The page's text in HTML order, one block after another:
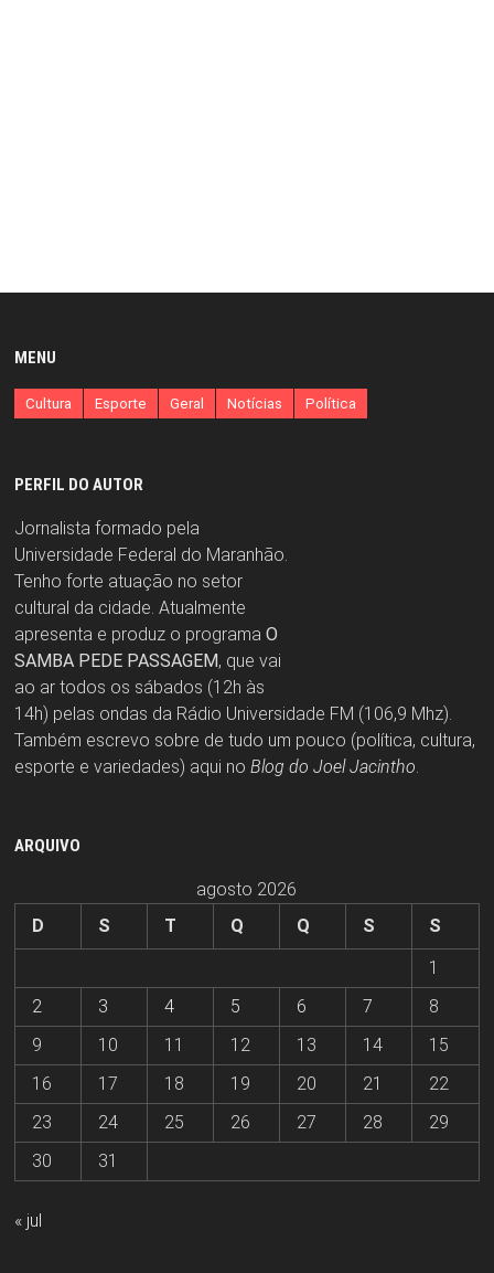
MENU
Cultura Esporte Geral Notícias Política
PERFIL DO AUTOR
Jornalista formado pela
Universidade Federal do Maranhão.
Tenho forte atuação no setor
cultural da cidade. Atualmente
apresenta e produz o programa O
SAMBA PEDE PASSAGEM, que vai
ao ar todos os sábados (12h às
14h) pelas ondas da Rádio Universidade FM (106,9 Mhz).
Também escrevo sobre de tudo um pouco (política, cultura,
esporte e variedades) aqui no Blog do Joel Jacintho
ARQUIVO
agosto 2026
D
S T Q Q S
S
1
2
3 4 5 6 7
8
9
10 11 12 13 14
15
16
17 18 19 20 21
22
23
24 25 26 27 28
29
30
31
« jul